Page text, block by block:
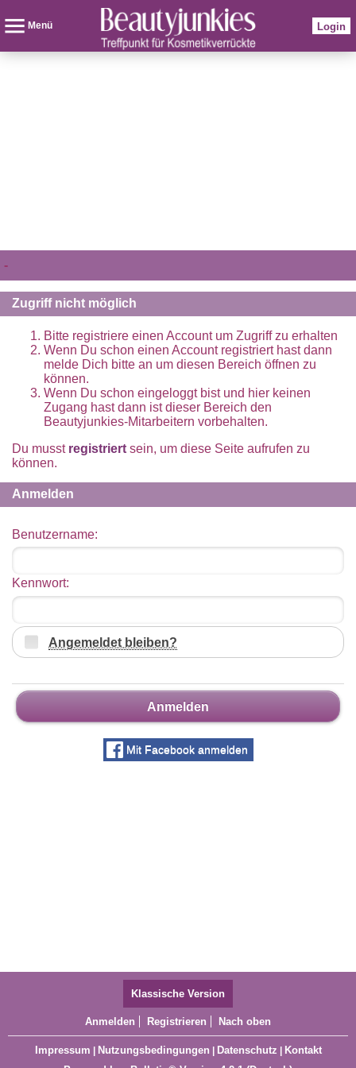
Menü Login
-
Zugriff nicht möglich
Bitte registriere einen Account um Zugriff zu erhalten
Wenn Du schon einen Account registriert hast dann
melde Dich bitte an um diesen Bereich öffnen zu
können.
Wenn Du schon eingeloggt bist und hier keinen
Zugang hast dann ist dieser Bereich den
Beautyjunkies-Mitarbeitern vorbehalten.
Du musst registriert sein, um diese Seite aufrufen zu
können.
Anmelden
Benutzername:
Kennwort:
Angemeldet bleiben?
Anmelden
Mit Facebook anmelden
Klassische Version
Anmelden Registrieren Nach oben
Impressum Nutzungsbedingungen Datenschutz
Kontakt